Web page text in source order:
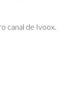
canal de Ivoox.